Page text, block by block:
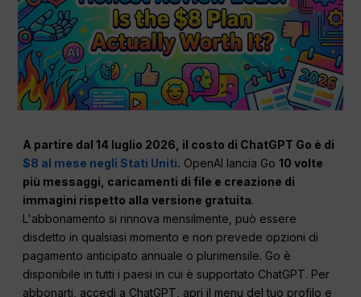
A partire dal 14 luglio 2026, il costo di ChatGPT Go è di
$8 al mese negli Stati Uniti. OpenAI lancia Go10 volte
più messaggi, caricamenti di file e creazione di
immagini rispetto alla versione gratuita.
L'abbonamento si rinnova mensilmente, può essere
disdetto in qualsiasi momento e non prevede opzioni di
pagamento anticipato annuale o plurimensile. Go è
disponibile in tutti i paesi in cui è supportato ChatGPT. Per
abbonarti, accedi a ChatGPT, apri il menu del tuo profilo e